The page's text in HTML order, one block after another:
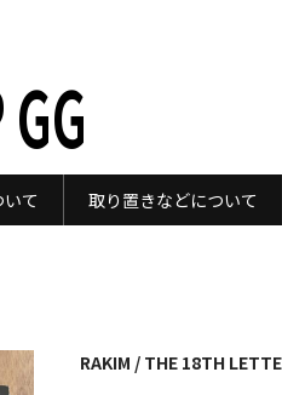
て 取り置きなどについて
RAKIM / THE 18TH